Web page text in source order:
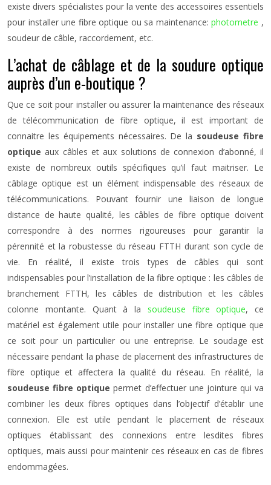
existe divers spécialistes pour la vente des accessoires essentiels
pour installer une fibre optique ou sa maintenance:photometre ,
soudeur de câble, raccordement, etc.
L’achat de câblage et de la soudure optique
auprès d’un e-boutique ?
Que ce soit pour installer ou assurer la maintenance des réseaux
de télécommunication de fibre optique, il est important de
connaitre les équipements nécessaires. De la soudeuse fibre
optique aux câbles et aux solutions de connexion d’abonné, il
existe de nombreux outils spécifiques qu’il faut maitriser. Le
câblage optique est un élément indispensable des réseaux de
télécommunications. Pouvant fournir une liaison de longue
distance de haute qualité, les câbles de fibre optique doivent
correspondre à des normes rigoureuses pour garantir la
pérennité et la robustesse du réseau FTTH durant son cycle de
vie. En réalité, il existe trois types de câbles qui sont
indispensables pour l’installation de la fibre optique : les câbles de
branchement FTTH, les câbles de distribution et les câbles
colonne montante. Quant à la soudeuse fibre optique, ce
matériel est également utile pour installer une fibre optique que
ce soit pour un particulier ou une entreprise. Le soudage est
nécessaire pendant la phase de placement des infrastructures de
fibre optique et affectera la qualité du réseau. En réalité, la
soudeuse fibre optique permet d’effectuer une jointure qui va
combiner les deux fibres optiques dans l’objectif d’établir une
connexion. Elle est utile pendant le placement de réseaux
optiques établissant des connexions entre lesdites fibres
optiques, mais aussi pour maintenir ces réseaux en cas de fibres
endommagées.